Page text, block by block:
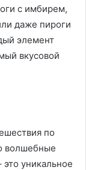
с имбирем,
даже пироги
элемент
вкусовой
по
волшебные
уникальное